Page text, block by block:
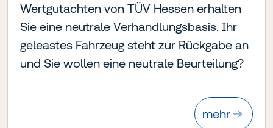
Wertgutachten von TÜV Hessen erhalten
Sie eine neutrale Verhandlungsbasis. Ihr
geleastes Fahrzeug steht zur Rückgabe an
und Sie wollen eine neutrale Beurteilung?
mehr